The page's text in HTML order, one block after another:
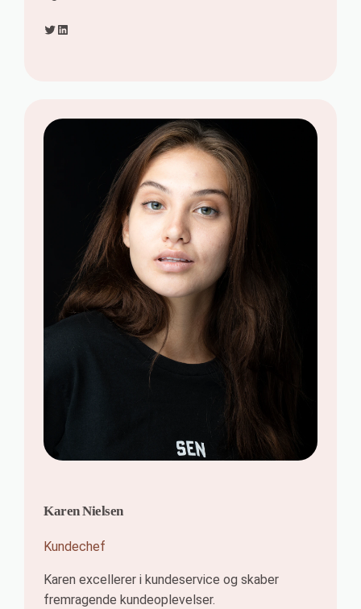
Twitter LinkedIn
Karen Nielsen
Kundechef
Karen excellerer i kundeservice og skaber
fremragende kundeoplevelser.